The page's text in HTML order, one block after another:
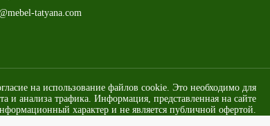
tatyana.com
на использование файлов cookie. Это необходимо для
и анализа трафика. Информация, представленная на сайте
характер и не является публичной офертой.